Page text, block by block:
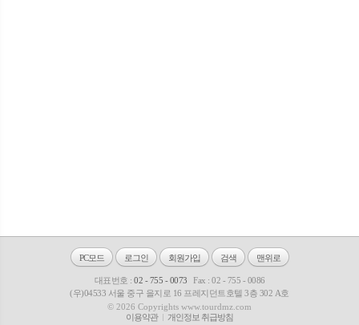
PC모드 로그인 회원가입 검색 맨위로
대표번호 : 02 - 755 - 0073
Fax : 02 - 755 - 0086
(우)04533 서울 중구 을지로 16 프레지던트호텔 3층 302 A호
© 2026 Copyrights www.tourdmz.com
이용약관
개인정보 취급방침